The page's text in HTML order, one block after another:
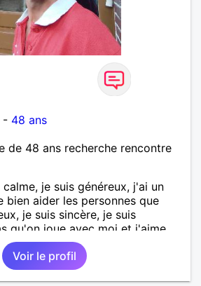
à « vitam eternam ».
un tout petit peu maniaque ainsi
de faire des efforts. Rien de
moins je le pense……Je suis un
À vous si vous le souhaitez,
davantage. J’en serai
je l’espère.
- 48 ans
de 48 ans recherche rencontre
je suis généreux, j'ai un
aider les personnes que
je suis sincère, je suis
qu'on joue avec moi et j'aime
Je cherche une relation
Voir le profil